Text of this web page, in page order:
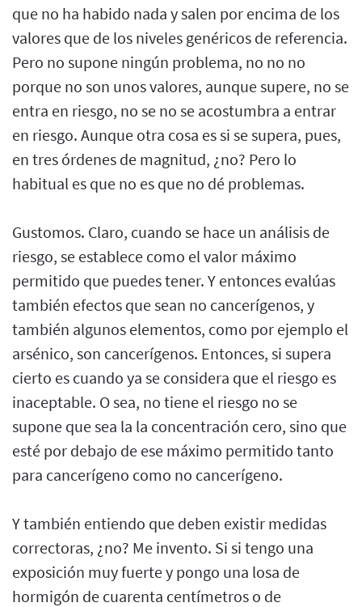
que no ha habido nada y salen por encima de los
valores que de los niveles genéricos de referencia.
Pero no supone ningún problema, no no no
porque no son unos valores, aunque supere, no se
entra en riesgo, no se no se acostumbra a entrar
en riesgo. Aunque otra cosa es si se supera, pues,
en tres órdenes de magnitud, ¿no? Pero lo
habitual es que no es que no dé problemas.
Gustomos. Claro, cuando se hace un análisis de
riesgo, se establece como el valor máximo
permitido que puedes tener. Y entonces evalúas
también efectos que sean no cancerígenos, y
también algunos elementos, como por ejemplo el
arsénico, son cancerígenos. Entonces, si supera
cierto es cuando ya se considera que el riesgo es
inaceptable. O sea, no tiene el riesgo no se
supone que sea la la concentración cero, sino que
esté por debajo de ese máximo permitido tanto
para cancerígeno como no cancerígeno.
Y también entiendo que deben existir medidas
correctoras, ¿no? Me invento. Si si tengo una
exposición muy fuerte y pongo una losa de
hormigón de cuarenta centímetros o de